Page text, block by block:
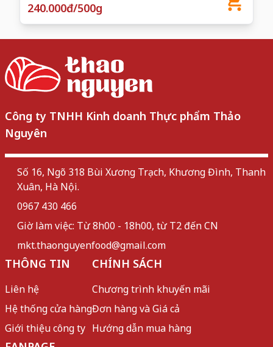
240.000đ/500g
Công ty TNHH Kinh doanh Thực phẩm Thảo
Nguyên
Số 16, Ngõ 318 Bùi Xương Trạch, Khương Đình, Thanh
Xuân, Hà Nội.
0967 430 466
Giờ làm việc: Từ 8h00 - 18h00, từ T2 đến CN
mkt.thaonguyenfood@gmail.com
THÔNG TIN
Liên hệ
Hệ thống cửa hàng
Giới thiệu công ty
CHÍNH SÁCH
Chương trình khuyến mãi
Đơn hàng và Giá cả
Hướng dẫn mua hàng